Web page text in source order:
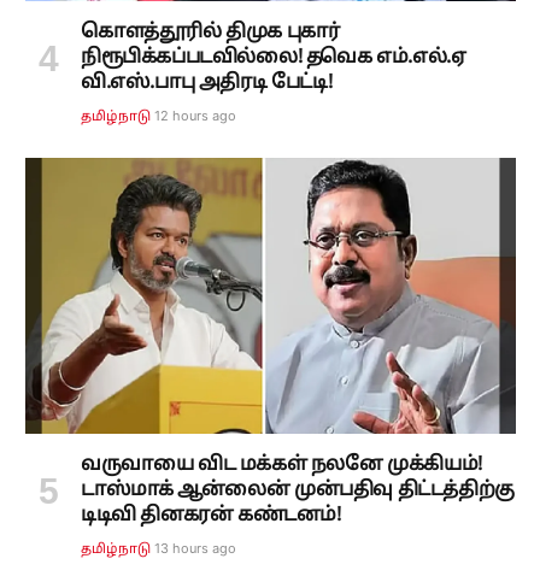
கொளத்தூரில் திமுக புகார்
நிரூபிக்கப்படவில்லை! தவெக எம்.எல்.ஏ
வி.எஸ்.பாபு அதிரடி பேட்டி!
தமிழ்நாடு 12 hours ago
வருவாயை விட மக்கள் நலனே முக்கியம்!
டாஸ்மாக் ஆன்லைன் முன்பதிவு திட்டத்திற்கு
டிடிவி தினகரன் கண்டனம்!
தமிழ்நாடு 13 hours ago